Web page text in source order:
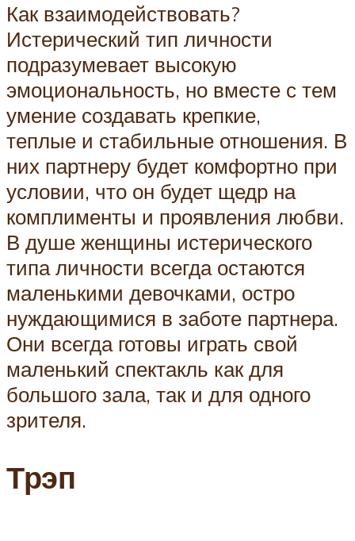
Как взаимодействовать?
Истерический тип личности
подразумевает высокую
эмоциональность, но вместе с тем
умение создавать крепкие,
теплые и стабильные отношения. В
них партнеру будет комфортно при
условии, что он будет щедр на
комплименты и проявления любви.
В душе женщины истерического
типа личности всегда остаются
маленькими девочками, остро
нуждающимися в заботе партнера.
Они всегда готовы играть свой
маленький спектакль как для
большого зала, так и для одного
зрителя.
Трэп